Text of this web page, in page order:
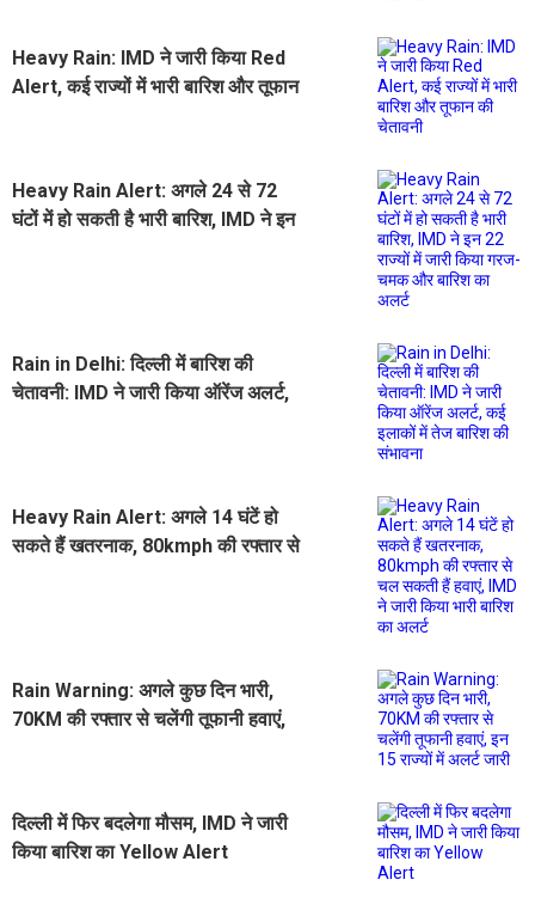
Heavy Rain: IMD ने जारी किया Red
Alert, कई राज्यों में भारी बारिश और तूफान
Heavy Rain Alert: अगले 24 से 72
घंटों में हो सकती है भारी बारिश, IMD ने इन
Rain in Delhi: दिल्ली में बारिश की
चेतावनी: IMD ने जारी किया ऑरेंज अलर्ट,
Heavy Rain Alert: अगले 14 घंटें हो
सकते हैं खतरनाक, 80kmph की रफ्तार से
Rain Warning: अगले कुछ दिन भारी,
70KM की रफ्तार से चलेंगी तूफानी हवाएं,
दिल्ली में फिर बदलेगा मौसम, IMD ने जारी
किया बारिश का Yellow Alert